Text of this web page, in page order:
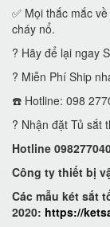
✅ Mọi thắc mắc
cháy nổ.
? Hãy để lại ngay
? Miễn Phí Ship
☎️ Hotline: 098
? Nhận đặt Tủ sắt
Hotline
Công ty thiết bị
Các mẫu két sắt
2020: https://